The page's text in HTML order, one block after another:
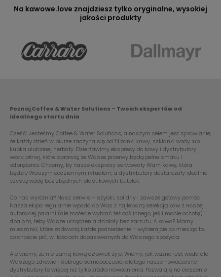
Na kawowe.love znajdziesz tylko oryginalne, wysokiej
jakości produkty
Poznaj Coffee & Water Solutions – Twoich ekspertów od
idealnego startu dnia
Cześć! Jesteśmy Coffee & Water Solutions, a naszym celem jest sprawianie,
że każdy dzień w biurze zaczyna się od filiżanki kawy, szklanki wody lub
kubka ulubionej herbaty. Dzierżawimy ekspresy do kawy i dystrybutory
wody pitnej, które sprawią, że Wasze przerwy będą pełne smaku i
odprężenia. Chcemy, by nasze ekspresy serwowały Wam kawę, która
będzie Waszym codziennym rytuałem, a dystrybutory dostarczały idealnie
czystą wodę bez zbędnych plastikowych butelek.
Co nas wyróżnia? Nasz serwis – szybki, solidny i zawsze gotowy pomóc.
Nasza ekipa regularnie wpada do Was z najlepszą selekcją kaw z naszej
autorskiej palarni (ale możecie wybrać też coś innego, jeśli macie ochotę) i
dba o to, żeby Wasze urządzenia działały bez zarzutu. A kawa? Mamy
mieszanki, które zadowolą każde podniebienie – wybierajcie co miesiąc to,
co chcecie pić, w ilościach dopasowanych do Waszego spożycia.
Ale wiemy, że nie samą kawą człowiek żyje. Wiemy, jak ważna jest woda dla
Waszego zdrowia i dobrego samopoczucia, dlatego nasze nowoczesne
dystrybutory to więcej niż tylko źródło nawodnienia. Pozwalają na cieszenie